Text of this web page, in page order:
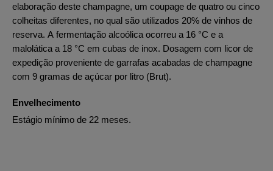
elaboração deste champagne, um coupage de quatro ou cinco
colheitas diferentes, no qual são utilizados 20% de vinhos de
reserva. A fermentação alcoólica ocorreu a 16 °C e a
malolática a 18 °C em cubas de inox. Dosagem com licor de
expedição proveniente de garrafas acabadas de champagne
com 9 gramas de açúcar por litro (Brut).
Envelhecimento
Estágio mínimo de 22 meses.